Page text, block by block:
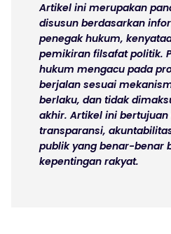
Artikel ini merupakan
disusun berdasarkan
penegak hukum,
pemikiran filsafat politik.
hukum mengacu pada
berjalan sesuai
berlaku, dan tidak
akhir. Artikel ini
transparansi,
publik yang benar-benar
kepentingan rakyat.